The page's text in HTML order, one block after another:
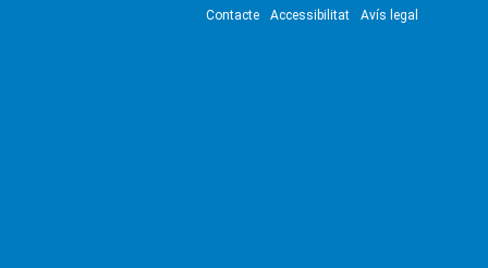
Contacte Accessibilitat Avís legal